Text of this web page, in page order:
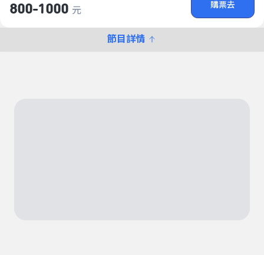
800-1000 元
購票去
節目詳情